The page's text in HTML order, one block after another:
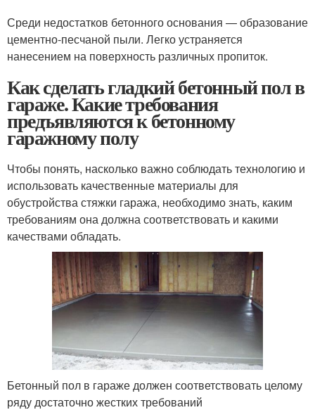
Среди недостатков бетонного основания — образование
цементно-песчаной пыли. Легко устраняется
нанесением на поверхность различных пропиток.
Как сделать гладкий бетонный пол в
гараже. Какие требования
предъявляются к бетонному
гаражному полу
Чтобы понять, насколько важно соблюдать технологию и
использовать качественные материалы для
обустройства стяжки гаража, необходимо знать, каким
требованиям она должна соответствовать и какими
качествами обладать.
Бетонный пол в гараже должен соответствовать целому
ряду достаточно жестких требований